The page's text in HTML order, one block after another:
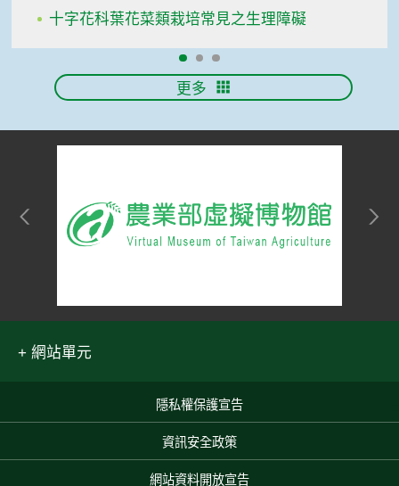
十字花科葉花菜類栽培常見之生理障礙
更多
網站單元
隱私權保護宣告
資訊安全政策
網站資料開放宣告